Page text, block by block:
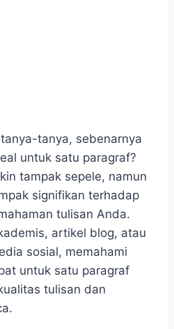
tanya, sebenarnya
untuk satu paragraf?
tampak sepele, namun
signifikan terhadap
tulisan Anda.
artikel blog, atau
sosial, memahami
untuk satu paragraf
tulisan dan